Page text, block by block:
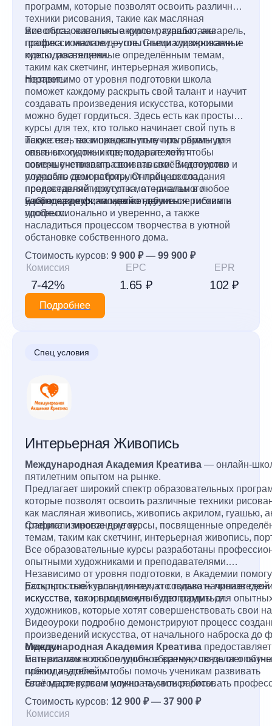
программ, которые позволят освоить различные
техники рисования, такие как масляная
живопись, живопись акрилом, гуашью, акварель,
графика и многое другое. Специализированные
курсы, посвященные определённым темам,
таким как скетчинг, интерьерная живопись,
портреты
Все образовательные курсы разработаны
профессионалами — опытными художниками и
преподавателями.
Независимо от уровня подготовки школа
поможет каждому раскрыть свой талант и научит
создавать произведения искусства, которыми
можно будет гордиться. Здесь есть как простые
курсы для тех, кто только начинает свой путь в
искусстве, так и продвинутые программы для
опытных художников, которые хотят
совершенствовать свои навыки. Видеоуроки
подробно демонстрируют процесс создания
произведений искусства, от начального
наброска до финальной отделки.
Также есть возможность получить обратную
связь от опытных преподавателей, чтобы
помочь ученикам развивать своё мастерство и
улучшать свои работы. Онлайн-школа
предоставляет доступ к материалам в любое
удобное время, что делает обучение гибким и
удобным.
Благодаря курсам можно научиться рисовать
профессионально и уверенно, а также
насладиться процессом творчества в уютной
обстановке собственного дома.
Стоимость курсов: 9 900 ₽ — 99 900 ₽
Комиссия
7-42%
EPC
1.65 ₽
EPR
102 ₽
Подробнее
Спец условия
Интерьерная Живопись
Международная Академия Креатива — онлайн-
пятилетним опытом на рынке.
Предлагает широкий спектр образовательных
которые позволят освоить различные техники
как масляная живопись, живопись акрилом, гуашью,
графика и многое другое.
Специализированные курсы, посвященные
темам, таким как скетчинг, интерьерная живопись,
Все образовательные курсы разработаны
опытными художниками и преподавателями.
Независимо от уровня подготовки, в Академии
раскрыть свой талант и научат создавать
искусства, которыми можно будет гордиться.
Есть простые курсы для тех, кто только начинает свой
искусстве, так и продвинутые программы для
художников, которые хотят совершенствовать свои
Видеоуроки подробно демонстрируют процесс
произведений искусства, от начального наброска до
отделки.
Есть возможность получить обратную связь от
преподавателей, чтобы помочь ученикам развивать
своё мастерство и улучшать свои работы.
Международная Академия Креатива
материалам в любое удобное время, что делает
гибким и удобным.
Благодаря курсам можно научиться рисовать
и уверенно, а также насладиться процессом
уютной обстановке собственного дома.
Стоимость курсов: 12 900 ₽ — 37 900 ₽
Комиссия